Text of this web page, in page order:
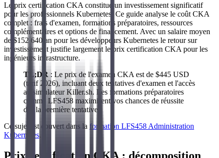
Le prix certification CKA constitue un investissement significatif
pour les professionnels Kubernetes. Ce guide analyse le coût CKA
complet : frais d'examen, formations préparatoires, ressources
complémentaires et options de financement. Avec un salaire moyen
de $152 640/an pour les développeurs Kubernetes le retour sur
investissement justifie largement le prix certification CKA pour les
ingénieurs infrastructure.
TL;DR : Le prix de l'examen CKA est de $445 USD
(tarif 2026), incluant deux tentatives d'examen et l'accès
au simulateur Killer.sh. Les formations préparatoires
comme LFS458 maximisent vos chances de réussite
dès la première tentative.
Ce sujet est couvert dans la formation LFS458 Administration
Kubernetes.
Prix certification CKA : décomposition